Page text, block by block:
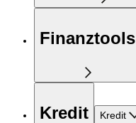
Finanztools
Kredit Kredit